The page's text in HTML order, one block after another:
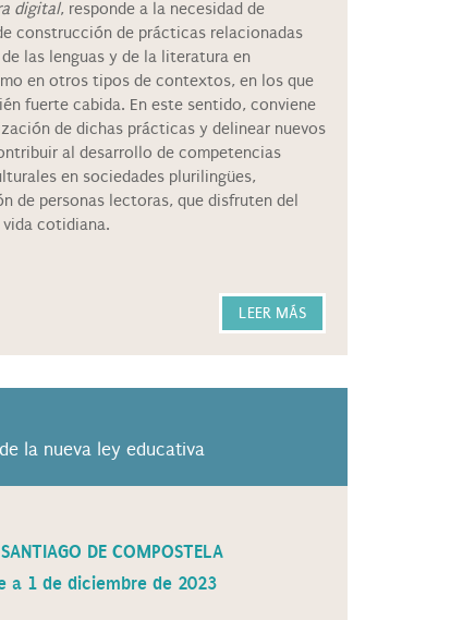
digital, responde a la necesidad de
construcción de prácticas relacionadas
las lenguas y de la literatura en
en otros tipos de contextos, en los que
fuerte cabida. En este sentido, conviene
de dichas prácticas y delinear nuevos
al desarrollo de competencias
en sociedades plurilingües,
de personas lectoras, que disfruten del
vida cotidiana.
LEER MÁS
la nueva ley educativa
DE COMPOSTELA
a 1 de diciembre de 2023